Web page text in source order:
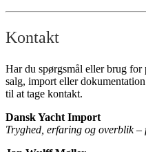
Kontakt
Har du spørgsmål eller brug
salg, import eller
til at tage kontakt.
Dansk Yacht Import
Tryghed, erfaring og overblik –